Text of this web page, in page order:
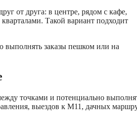
от друга: в центре, рядом с кафе,
Такой вариант подходит
выполнять заказы пешком или на
точками и потенциально
выездов к М11, дачных